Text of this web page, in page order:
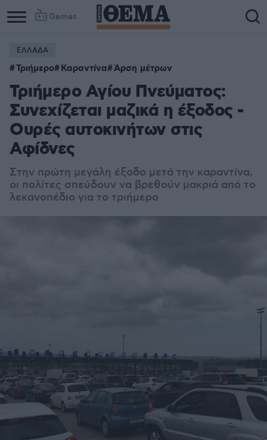
Games
ΕΛΛΑΔΑ
Τριήμερο Καραντίνα Άρση μέτρων
Τριήμερο Αγίου Πνεύματος:
Συνεχίζεται μαζικά η έξοδος -
Ουρές αυτοκινήτων στις
Αφίδνες
Στην πρώτη μεγάλη έξοδο μετά την καραντίνα,
οι πολίτες σπεύδουν να βρεθούν μακριά από το
λεκανοπέδιο για το τριήμερο